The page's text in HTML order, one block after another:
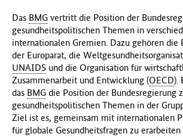
Das BMG vertritt die Position der
gesundheitspolitischen Themen in
internationalen Gremien. Dazu gehören die
der Europarat, die
UNAIDS und die Organisation für
Zusammenarbeit und Entwicklung (OECD).
das BMG die Position der Bundesregierung
gesundheitspolitischen Themen in der
Ziel ist es, gemeinsam mit internationalen
für globale Gesundheitsfragen zu